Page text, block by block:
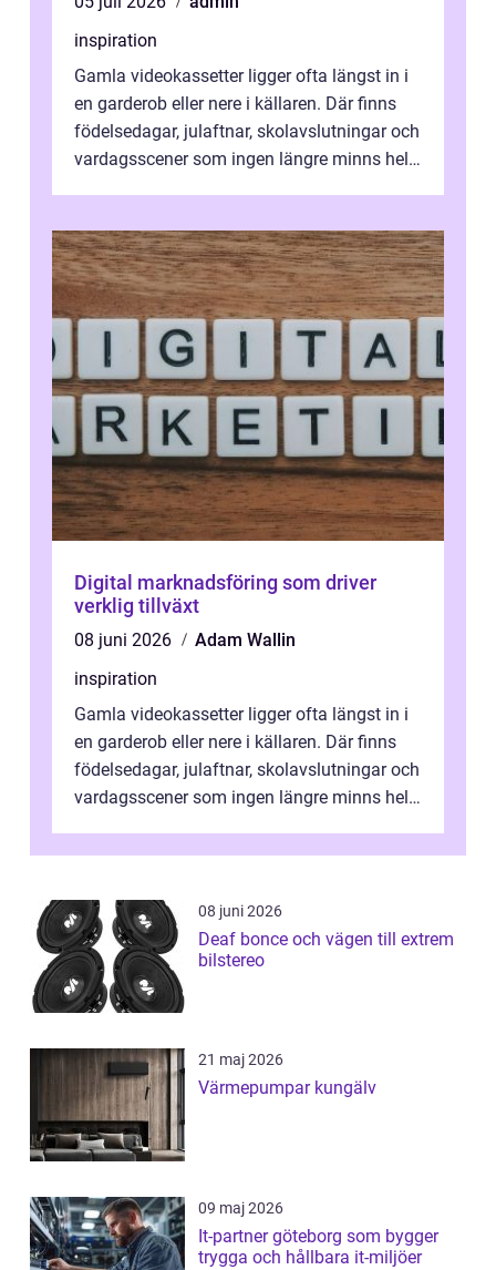
inspiration
Gamla videokassetter ligger ofta längst in i
en garderob eller nere i källaren. Där finns
födelsedagar, julaftnar, skolavslutningar och
vardagsscener som ingen längre minns helt.
Digital marknadsföring som driver
verklig tillväxt
08 juni 2026
Adam Wallin
inspiration
Gamla videokassetter ligger ofta längst in i
en garderob eller nere i källaren. Där finns
födelsedagar, julaftnar, skolavslutningar och
vardagsscener som ingen längre minns helt.
08 juni 2026
Deaf bonce och vägen till extrem
bilstereo
21 maj 2026
Värmepumpar kungälv
09 maj 2026
It-partner göteborg som bygger
trygga och hållbara it-miljöer